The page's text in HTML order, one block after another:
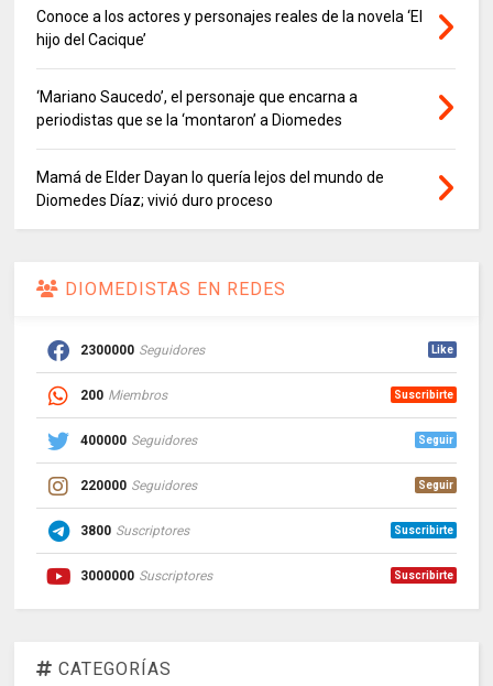
Conoce a los actores y personajes reales de la novela ‘El
hijo del Cacique’
‘Mariano Saucedo’, el personaje que encarna a
periodistas que se la ‘montaron’ a Diomedes
Mamá de Elder Dayan lo quería lejos del mundo de
Diomedes Díaz; vivió duro proceso
DIOMEDISTAS EN REDES
2300000 Seguidores Like
200 Miembros Suscribirte
400000 Seguidores Seguir
220000 Seguidores Seguir
3800 Suscriptores Suscribirte
3000000 Suscriptores Suscribirte
CATEGORÍAS